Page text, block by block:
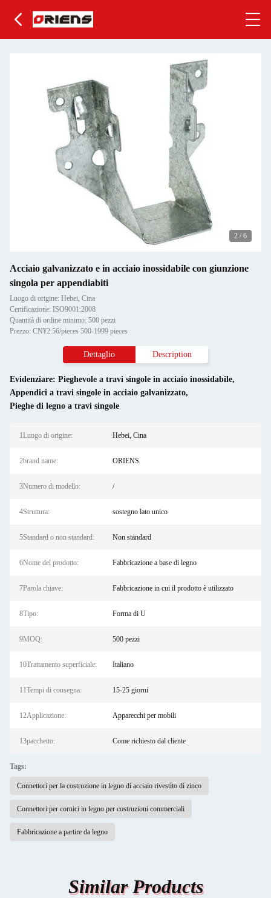
2 / 6
Acciaio galvanizzato e in acciaio inossidabile con giunzione
singola per appendiabiti
Luogo di origine: Hebei, Cina
Certificazione: ISO9001:2008
Quantità di ordine minimo: 500 pezzi
Prezzo: CN¥2.56/pieces 500-1999 pieces
Dettaglio Description
Evidenziare: Pieghevole a travi singole in acciaio inossidabile,
Appendici a travi singole in acciaio galvanizzato,
Pieghe di legno a travi singole
1Luogo di origine: Hebei, Cina
2brand name: ORIENS
3Numero di modello: /
4Struttura: sostegno lato unico
5Standard o non standard: Non standard
6Nome del prodotto: Fabbricazione a base di legno
7Parola chiave: Fabbricazione in cui il prodotto è utilizzato
8Tipo: Forma di U
9MOQ: 500 pezzi
10Trattamento superficiale: Italiano
11Tempi di consegna: 15-25 giorni
12Applicazione: Apparecchi per mobili
13pacchetto: Come richiesto dal cliente
Tags:
Connettori per la costruzione in legno di acciaio rivestito di zinco
Connettori per cornici in legno per costruzioni commerciali
Fabbricazione a partire da legno
Similar Products